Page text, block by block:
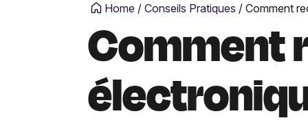
Home / Conseils Pratiques / Comment
Comment